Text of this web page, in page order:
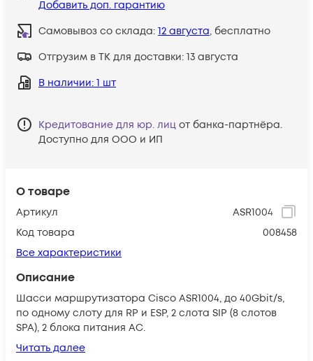
О товаре
Артикул
ASR1004
Код товара
008458
Все характеристики
Описание
Шасси маршрутизатора Cisco ASR1004, до 40Gbit/s,
по одному слоту для RP и ESP, 2 слота SIP (8 слотов
SPA), 2 блока питания AC.
Читать далее
Добавить доп. гарантию
Самовывоз со склада: 12 августа, бесплатно
Отгрузим в ТК для доставки: 13 августа
В наличии: 1 шт
Кредитование для юр. лиц от банка-партнёра.
Доступно для ООО и ИП